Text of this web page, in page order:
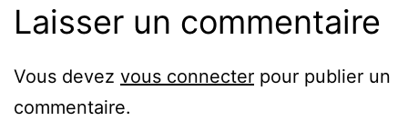
Laisser un commentaire
Vous devez vous connecter pour publier un
commentaire.